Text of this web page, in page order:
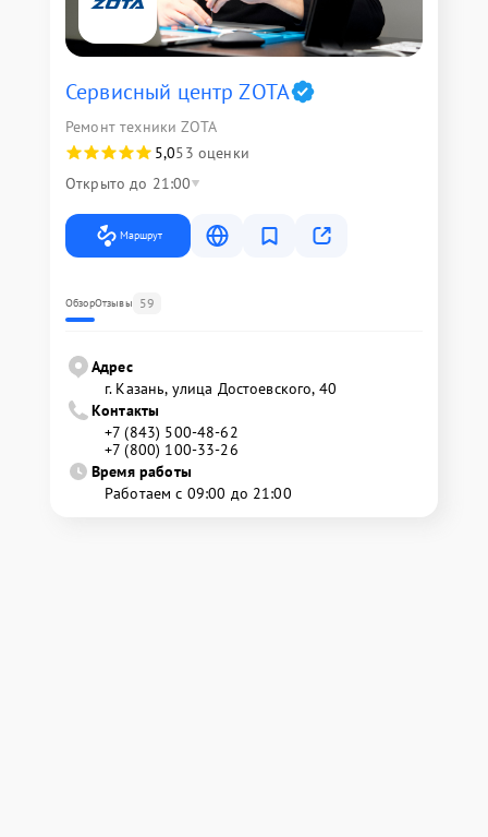
Сервисный центр ZOTA
Ремонт техники ZOTA
5,053 оценки
Открыто до 21:00
Маршрут
ОбзорОтзывы 59
Адрес
г. Казань, улица Достоевского, 40
Контакты
+7 (843) 500-48-62
+7 (800) 100-33-26
Время работы
Работаем с 09:00 до 21:00